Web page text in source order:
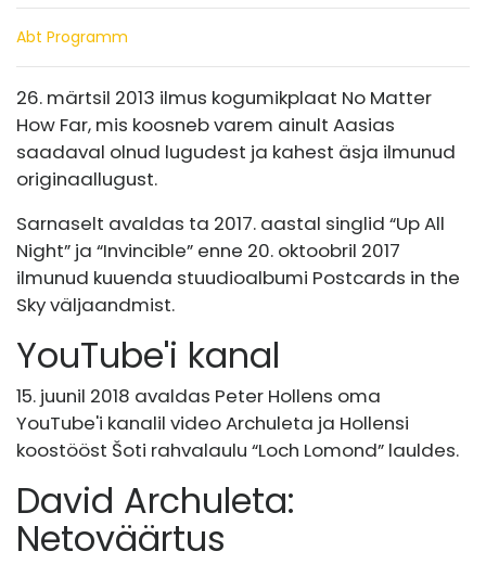
Abt Programm
26. märtsil 2013 ilmus kogumikplaat No Matter
How Far, mis koosneb varem ainult Aasias
saadaval olnud lugudest ja kahest äsja ilmunud
originaallugust.
Sarnaselt avaldas ta 2017. aastal singlid “Up All
Night” ja “Invincible” enne 20. oktoobril 2017
ilmunud kuuenda stuudioalbumi Postcards in the
Sky väljaandmist.
YouTube'i kanal
15. juunil 2018 avaldas Peter Hollens oma
YouTube'i kanalil video Archuleta ja Hollensi
koostööst Šoti rahvalaulu “Loch Lomond” lauldes.
David Archuleta:
Netoväärtus